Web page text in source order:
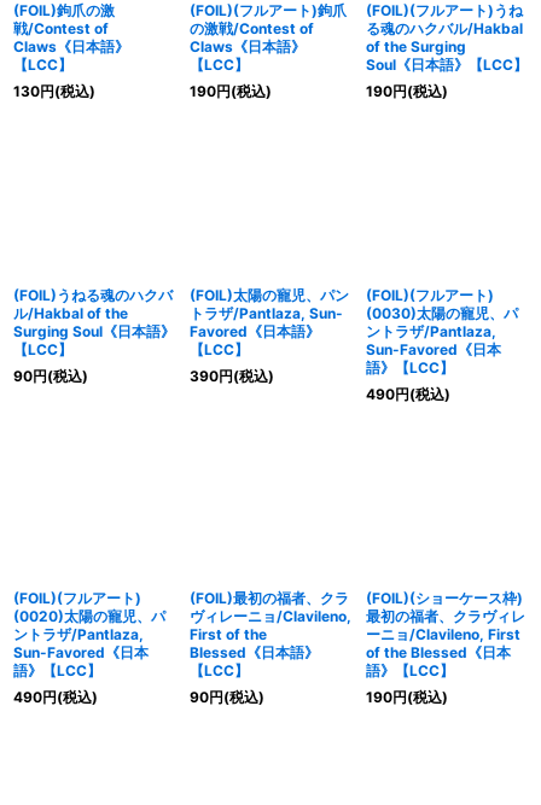
(FOIL)鉤爪の激
戦/Contest of
Claws《日本語》
【LCC】
130円(税込)
(FOIL)(フルアート)鉤爪
の激戦/Contest of
Claws《日本語》
【LCC】
190円(税込)
(FOIL)(フルアート)うね
る魂のハクバル/Hakbal
of the Surging
Soul《日本語》【LCC】
190円(税込)
(FOIL)うねる魂のハクバ
ル/Hakbal of the
Surging Soul《日本語》
【LCC】
90円(税込)
(FOIL)太陽の寵児、パン
トラザ/Pantlaza, Sun-
Favored《日本語》
【LCC】
390円(税込)
(FOIL)(フルアート)
(0030)太陽の寵児、パ
ントラザ/Pantlaza,
Sun-Favored《日本
語》【LCC】
490円(税込)
(FOIL)(フルアート)
(0020)太陽の寵児、パ
ントラザ/Pantlaza,
Sun-Favored《日本
語》【LCC】
490円(税込)
(FOIL)最初の福者、クラ
ヴィレーニョ/Clavileno,
First of the
Blessed《日本語》
【LCC】
90円(税込)
(FOIL)(ショーケース枠)
最初の福者、クラヴィレ
ーニョ/Clavileno, First
of the Blessed《日本
語》【LCC】
190円(税込)